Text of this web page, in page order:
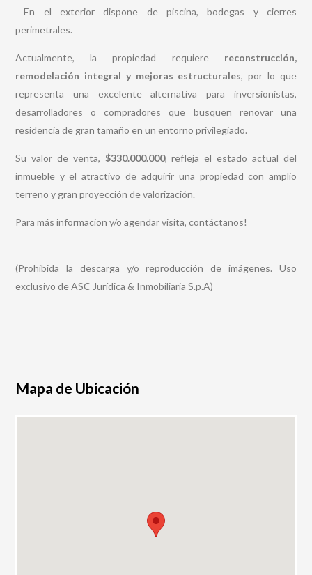
En el exterior dispone de piscina, bodegas y cierres
perimetrales.
Actualmente, la propiedad requiere reconstrucción,
remodelación integral y mejoras estructurales, por lo que
representa una excelente alternativa para inversionistas,
desarrolladores o compradores que busquen renovar una
residencia de gran tamaño en un entorno privilegiado.
Su valor de venta, $330.000.000, refleja el estado actual del
inmueble y el atractivo de adquirir una propiedad con amplio
terreno y gran proyección de valorización.
Para más informacion y/o agendar visita, contáctanos!
(Prohibida la descarga y/o reproducción de imágenes. Uso
exclusivo de ASC Jurídica & Inmobiliaria S.p.A)
Mapa de Ubicación